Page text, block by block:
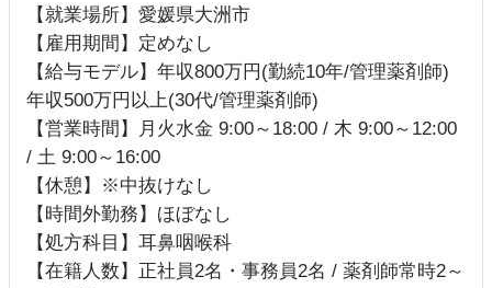
【就業場所】愛媛県大洲市
【雇用期間】定めなし
【給与モデル】年収800万円(勤続10年/管理薬剤師)
年収500万円以上(30代/管理薬剤師)
【営業時間】月火水金 9:00～18:00 / 木 9:00～12:00
/ 土 9:00～16:00
【休憩】※中抜けなし
【時間外勤務】ほぼなし
【処方科目】耳鼻咽喉科
【在籍人数】正社員2名・事務員2名 / 薬剤師常時2～